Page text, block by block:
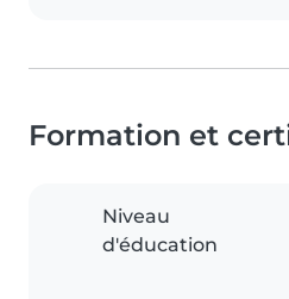
Formation et
Niveau
d'éducation